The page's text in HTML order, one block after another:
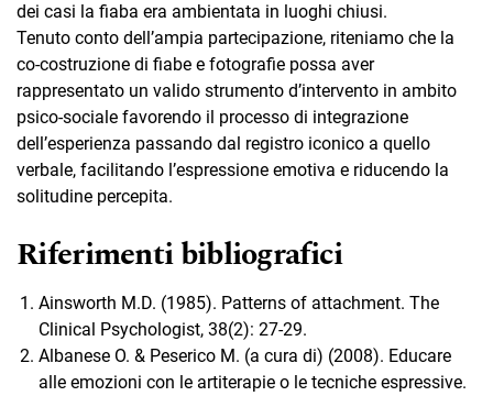
dei casi la fiaba era ambientata in luoghi chiusi.
Tenuto conto dell’ampia partecipazione, riteniamo che la
co-costruzione di fiabe e fotografie possa aver
rappresentato un valido strumento d’intervento in ambito
psico-sociale favorendo il processo di integrazione
dell’esperienza passando dal registro iconico a quello
verbale, facilitando l’espressione emotiva e riducendo la
solitudine percepita.
Riferimenti bibliografici
Ainsworth M.D. (1985). Patterns of attachment. The
Clinical Psychologist, 38(2): 27-29.
Albanese O. & Peserico M. (a cura di) (2008). Educare
alle emozioni con le artiterapie o le tecniche espressive.